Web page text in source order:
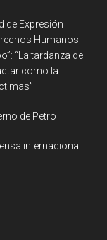
de Expresión
Humanos
“La tardanza de
como la
de Petro
internacional